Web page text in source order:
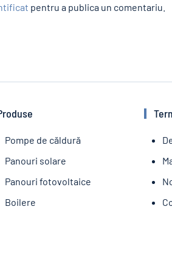
pentru a publica un comentariu.
Pompe de căldură
Panouri solare
Panouri fotovoltaice
Boilere